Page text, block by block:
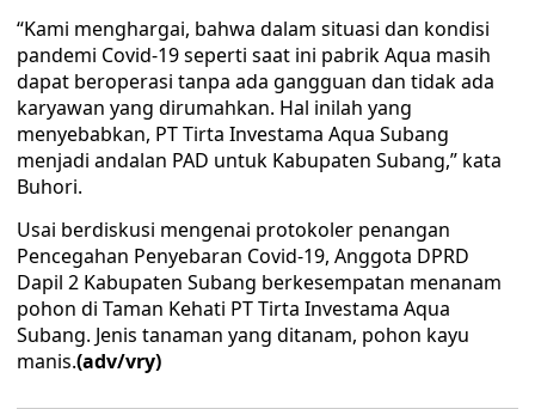
“Kami menghargai, bahwa dalam situasi dan kondisi
pandemi Covid-19 seperti saat ini pabrik Aqua masih
dapat beroperasi tanpa ada gangguan dan tidak ada
karyawan yang dirumahkan. Hal inilah yang
menyebabkan, PT Tirta Investama Aqua Subang
menjadi andalan PAD untuk Kabupaten Subang,” kata
Buhori.
Usai berdiskusi mengenai protokoler penangan
Pencegahan Penyebaran Covid-19, Anggota DPRD
Dapil 2 Kabupaten Subang berkesempatan menanam
pohon di Taman Kehati PT Tirta Investama Aqua
Subang. Jenis tanaman yang ditanam, pohon kayu
manis.(adv/vry)